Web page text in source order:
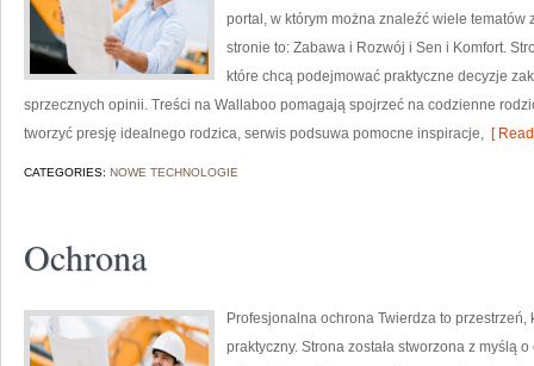
portal, w którym można znaleźć wiele
stronie to: Zabawa i Rozwój i Sen i Komfort.
które chcą podejmować praktyczne decyzje
sprzecznych opinii. Treści na Wallaboo pomagają spojrzeć na codzienne
tworzyć presję idealnego rodzica, serwis podsuwa pomocne inspiracje, [
CATEGORIES: NOWE TECHNOLOGIE
Ochrona
Profesjonalna ochrona Twierdza to
praktyczny. Strona została stworzona z myślą